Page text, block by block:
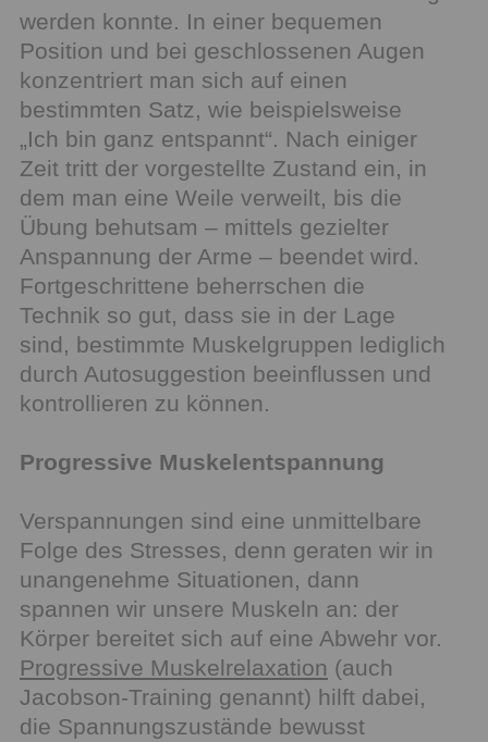
werden konnte. In einer bequemen
Position und bei geschlossenen Augen
konzentriert man sich auf einen
bestimmten Satz, wie beispielsweise
„Ich bin ganz entspannt“. Nach einiger
Zeit tritt der vorgestellte Zustand ein, in
dem man eine Weile verweilt, bis die
Übung behutsam – mittels gezielter
Anspannung der Arme – beendet wird.
Fortgeschrittene beherrschen die
Technik so gut, dass sie in der Lage
sind, bestimmte Muskelgruppen lediglich
durch Autosuggestion beeinflussen und
kontrollieren zu können.
Progressive Muskelentspannung
Verspannungen sind eine unmittelbare
Folge des Stresses, denn geraten wir in
unangenehme Situationen, dann
spannen wir unsere Muskeln an: der
Körper bereitet sich auf eine Abwehr vor.
Progressive Muskelrelaxation (auch
Jacobson-Training genannt) hilft dabei,
die Spannungszustände bewusst